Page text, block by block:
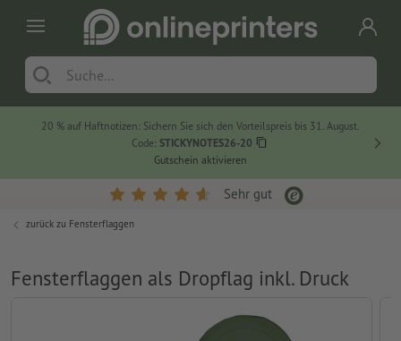
20 % auf Haftnotizen: Sichern Sie sich den Vorteilspreis bis 31. August.
Code: STICKYNOTES26-20
Gutschein aktivieren
Sehr gut
zurück zu Fensterflaggen
Fensterflaggen als Dropflag inkl. Druck